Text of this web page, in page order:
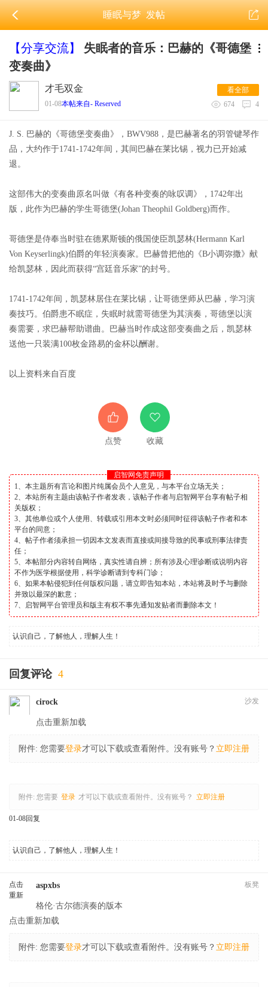
睡眠与梦发帖
【分享交流】
变奏曲》
才毛双金
01-08本帖来自- Reserved
看全部
674
4
J. S. 巴赫的《哥德堡变奏曲》，BWV988，是巴赫著名的羽管键琴作
品，大约作于1741-1742年间，其间巴赫在莱比锡，视力已开始减
退。
这部伟大的变奏曲原名叫做《有各种变奏的咏叹调》，1742年出
版，此作为巴赫的学生哥德堡(Johan Theophil Goldberg)而作。
哥德堡是侍奉当时驻在德累斯顿的俄国使臣凯瑟林(Hermann Karl
Von Keyserlingk)伯爵的年轻演奏家。巴赫曾把他的《B小调弥撒》献
给凯瑟林，因此而获得“宫廷音乐家”的封号。
1741-1742年间，凯瑟林居住在莱比锡，让哥德堡师从巴赫，学习演
奏技巧。伯爵患不眠症，失眠时就需哥德堡为其演奏，哥德堡以演
奏需要，求巴赫帮助谱曲。巴赫当时作成这部变奏曲之后，凯瑟林
送他一只装满100枚金路易的金杯以酬谢。
以上资料来自百度
点赞 收藏
启智网免责声明
1、本主题所有言论和图片纯属会员个人意见，与本平台立场无关；
2、本站所有主题由该帖子作者发表，该帖子作者与启智网平台享有帖子相
关版权；
3、其他单位或个人使用、转载或引用本文时必须同时征得该帖子作者和本
平台的同意；
4、帖子作者须承担一切因本文发表而直接或间接导致的民事或刑事法律责
任；
5、本帖部分内容转自网络，真实性请自辨；所有涉及心理诊断或说明内容
不作为医学根据使用，科学诊断请到专科门诊；
6、如果本帖侵犯到任何版权问题，请立即告知本站，本站将及时予与删除
并致以最深的歉意；
7、启智网平台管理员和版主有权不事先通知发贴者而删除本文！
认识自己，了解他人，理解人生！
回复评论 4
沙发
cirock
点击重新加载
附件: 您需要登录才可以下载或查看附件。没有账号？ 立即注册
附件: 您需要 登录 才可以下载或查看附件。没有账号？ 立即注册
01-08回复
认识自己，了解他人，理解人生！
点击
重新
板凳
aspxbs
格伦·古尔德演奏的版本
点击重新加载
附件: 您需要登录才可以下载或查看附件。没有账号？ 立即注册